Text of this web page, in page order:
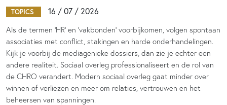
TOPICS 16 / 07 / 2026
Als de termen 'HR' en 'vakbonden' voorbijkomen, volgen spontaan
associaties met conflict, stakingen en harde onderhandelingen.
Kijk je voorbij de mediagenieke dossiers, dan zie je echter een
andere realiteit. Sociaal overleg professionaliseert en de rol van
de CHRO verandert. Modern sociaal overleg gaat minder over
winnen of verliezen en meer om relaties, vertrouwen en het
beheersen van spanningen.